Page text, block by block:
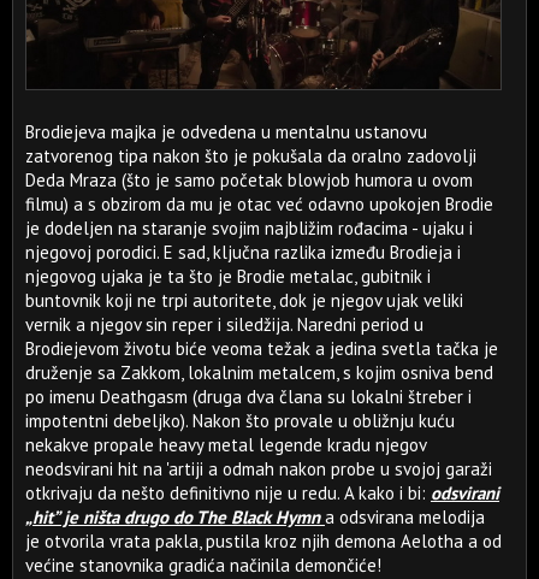
Brodiejeva majka je odvedena u mentalnu ustanovu
zatvorenog tipa nakon što je pokušala da oralno zadovolji
Deda Mraza (što je samo početak blowjob humora u ovom
filmu) a s obzirom da mu je otac već odavno upokojen Brodie
je dodeljen na staranje svojim najbližim rođacima - ujaku i
njegovoj porodici. E sad, ključna razlika između Brodieja i
njegovog ujaka je ta što je Brodie metalac, gubitnik i
buntovnik koji ne trpi autoritete, dok je njegov ujak veliki
vernik a njegov sin reper i siledžija. Naredni period u
Brodiejevom životu biće veoma težak a jedina svetla tačka je
druženje sa Zakkom, lokalnim metalcem, s kojim osniva bend
po imenu Deathgasm (druga dva člana su lokalni štreber i
impotentni debeljko). Nakon što provale u obližnju kuću
nekakve propale heavy metal legende kradu njegov
neodsvirani hit na 'artiji a odmah nakon probe u svojoj garaži
otkrivaju da nešto definitivno nije u redu. A kako i bi: odsvirani
„hit” je ništa drugo do The Black Hymna odsvirana melodija
je otvorila vrata pakla, pustila kroz njih demona Aelotha a od
većine stanovnika gradića načinila demončiće!